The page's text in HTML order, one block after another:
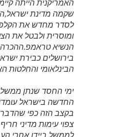
האמריקנית הייתה
שקמה מדינת
לסדר מחדש את
ומוסרית ולבטל את
הנשיא
בירושלים כבירת
הבינלאומי והחלטות
ימי החסד שנתן
החדשה בישראל
בקצב הזה כפי
צפוי עימות מדיני